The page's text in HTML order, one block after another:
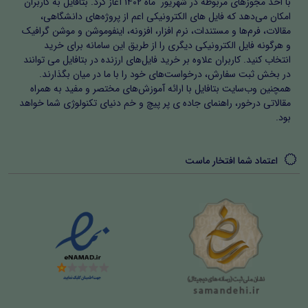
بازخورد دانش‌آموزان و خودارزیابی معلم یا پژوهشگر ارائه شده
است. این بخش اهمیت می‌دهد که اقدام پژوهی یک فرآیند
زنده و مستمر است و صرفاً یک گزارش نیست. دانشجویان
آموزش و پرورش و فرهنگیان با استفاده از این روش می‌توانند
پیشرفت دانش‌آموزان را مشاهده کنند و بر اساس آن
بازنگری‌ها و اصلاحات لازم را انجام دهند.
اهمیت و سبک اقدام پژوهی
تمامی روش‌ها و سبک‌های ارائه شده بر اساس اصول اقدام
پژوهی طراحی شده است. استفاده از تدریس فعال، بازی‌محور،
ابزار کمک‌آموزشی، فناوری آموزشی و مشارکت والدین، امکان
یادگیری عمیق و مؤثر را فراهم می‌کند. دسته‌بندی فصل‌ها و
زیرعنوان‌ها مسیر منطقی پژوهش را نشان می‌دهد و معلمان و
دانشجویان فرهنگیان می‌توانند آن را به راحتی در کلاس‌های
امکان می‌دهد که فایل های الکترونیکی اعم از پروژه‌های دانشگاهی،
مقالات، فرم‌ها و مستندات، نرم افزار، افزونه، اینفوموشن و موشن گرافیک
و هرگونه فایل الکترونیکی دیگری را از طریق این سامانه برای خرید
انتخاب کنید. کاربران علاوه بر خرید فایل‌های ارزنده در بتافایل می توانند
در بخش ثبت سفارش، درخواست‌های خود را با ما در میان بگذارند.
همچنین وب‌سایت بتافایل با ارائه آموزش‌های مختصر و مفید به همراه
مقالاتی درخور، راهنمای جاده ی پر پیچ و خم دنیای تکنولوژی شما خواهد
بود.
اعتماد شما افتخار ماست